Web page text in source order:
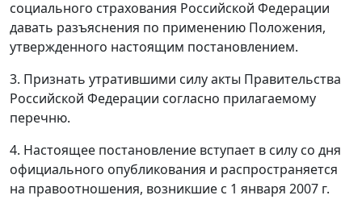
социального страхования Российской Федерации
давать разъяснения по применению Положения,
утвержденного настоящим постановлением.
3. Признать утратившими силу акты Правительства
Российской Федерации согласно прилагаемому
перечню.
4. Настоящее постановление вступает в силу со дня
официального опубликования и распространяется
на правоотношения, возникшие с 1 января 2007 г.